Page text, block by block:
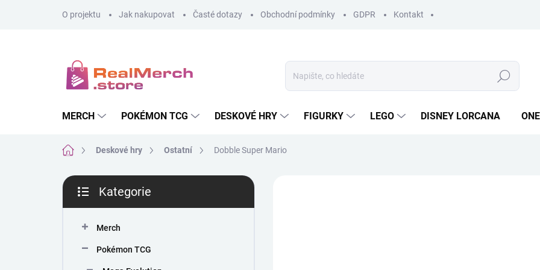
O projektu Jak nakupovat Časté dotazy Obchodní podmínky GDPR Kontakt
Hledat
MERCH POKÉMON TCG DESKOVÉ HRY FIGURKY LEGO DISNEY LORCANA
Domů Deskové hry Ostatní Dobble Super Mario
P
s
kategorie
Kategorie
Merch
Pokémon TCG